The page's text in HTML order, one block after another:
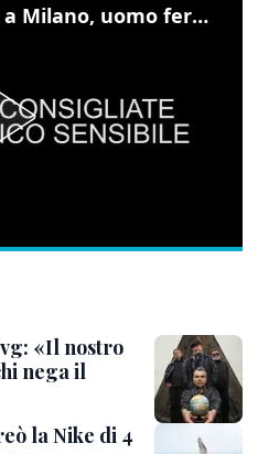
Rapina a un anziano a Milano, uomo fermato grazie alle foto sul cellulare
«Il nostro
nega il
la Nike di 4